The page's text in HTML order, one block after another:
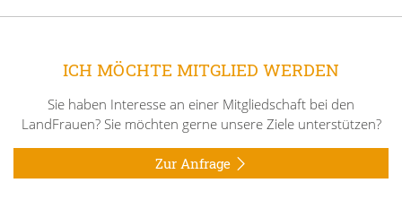
ICH MÖCHTE MITGLIED WERDEN
Sie haben Interesse an einer Mitgliedschaft bei den
LandFrauen? Sie möchten gerne unsere Ziele unterstützen?
Zur Anfrage